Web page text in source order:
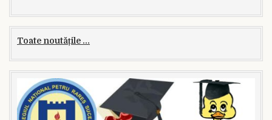
Toate noutățile ...